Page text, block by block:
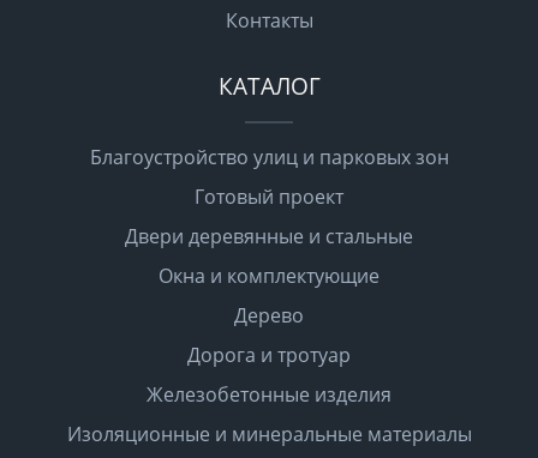
Контакты
КАТАЛОГ
Благоустройство улиц и парковых зон
Готовый проект
Двери деревянные и стальные
Окна и комплектующие
Дерево
Дорога и тротуар
Железобетонные изделия
Изоляционные и минеральные материалы